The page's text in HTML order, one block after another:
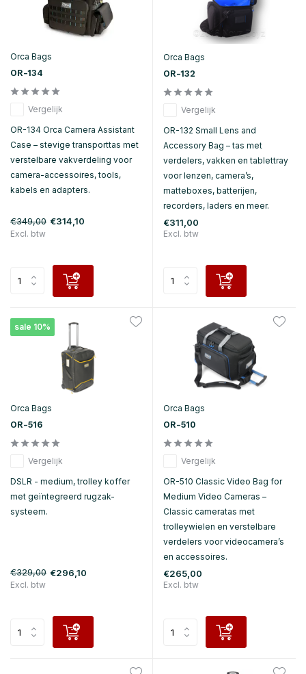
Orca Bags
OR-134
Vergelijk
OR-134 Orca Camera Assistant
Case – stevige transporttas met
verstelbare vakverdeling voor
camera-accessoires, tools,
kabels en adapters.
€349,00 €314,10
Excl. btw
Orca Bags
OR-132
Vergelijk
OR-132 Small Lens and
Accessory Bag – tas met
verdelers, vakken en tablettray
voor lenzen, camera’s,
matteboxes, batterijen,
recorders, laders en meer.
€311,00
Excl. btw
sale 10%
Orca Bags
OR-516
Vergelijk
DSLR - medium, trolley koffer
met geïntegreerd rugzak-
systeem.
€329,00 €296,10
Excl. btw
Orca Bags
OR-510
Vergelijk
OR-510 Classic Video Bag for
Medium Video Cameras –
Classic cameratas met
trolleywielen en verstelbare
verdelers voor videocamera’s
en accessoires.
€265,00
Excl. btw